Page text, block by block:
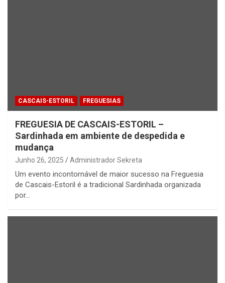
CASCAIS-ESTORIL FREGUESIAS
FREGUESIA DE CASCAIS-ESTORIL –
Sardinhada em ambiente de despedida e
mudança
Junho 26, 2025 Administrador Sekreta
Um evento incontornável de maior sucesso na Freguesia
de Cascais-Estoril é a tradicional Sardinhada organizada
por…